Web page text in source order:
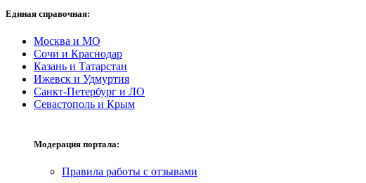
Единая справочная:
Москва и МО
Сочи и Краснодар
Казань и Татарстан
Ижевск и Удмуртия
Санкт-Петербург и ЛО
Севастополь и Крым
Модерация портала:
Правила работы с отзывами